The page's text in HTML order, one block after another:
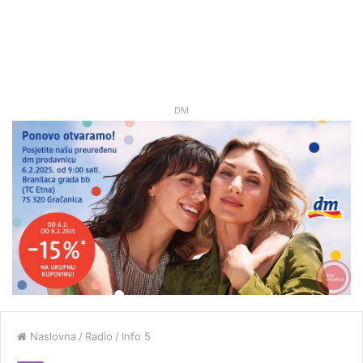
DM
Naslovna / Radio / Info 5